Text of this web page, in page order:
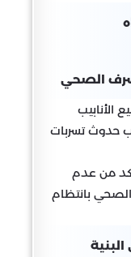
الصحي
الأنابيب
حدوث تسربات
من عدم
بانتظام